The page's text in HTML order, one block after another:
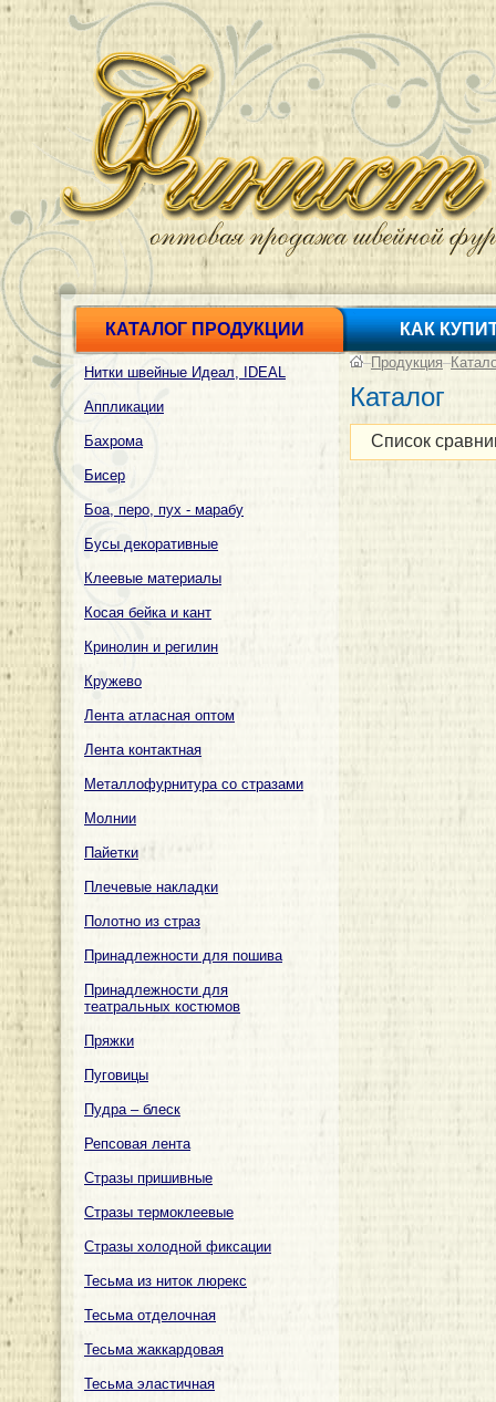
КАТАЛОГ ПРОДУКЦИИ КАК
Нитки швейные Идеал, IDEAL
Аппликации
Бахрома
Бисер
Боа, перо, пух - марабу
Бусы декоративные
Клеевые материалы
Косая бейка и кант
Кринолин и регилин
Кружево
Лента атласная оптом
Лента контактная
Металлофурнитура со стразами
Молнии
Пайетки
Плечевые накладки
Полотно из страз
Принадлежности для пошива
Принадлежности для
театральных костюмов
Пряжки
Пуговицы
Пудра – блеск
Репсовая лента
Стразы пришивные
Стразы термоклеевые
Стразы холодной фиксации
Тесьма из ниток люрекс
Тесьма отделочная
Тесьма жаккардовая
Тесьма эластичная
–Продукция–
Каталог
Список